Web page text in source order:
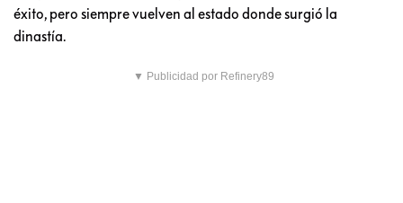
éxito, pero siempre vuelven al estado donde surgió la
dinastía.
▼ Publicidad por Refinery89